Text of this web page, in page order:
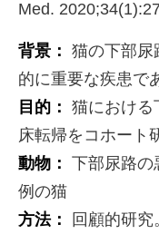
Med.
背景： 猫の下部尿
的に重要な疾患で
目的： 猫における
床転帰をコホート
動物： 下部尿路の
例の猫
方法：
回顧的研